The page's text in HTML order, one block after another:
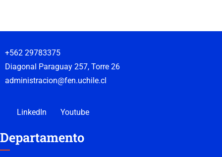
+562 29783375
Diagonal Paraguay 257, Torre 26
administracion@fen.uchile.cl
LinkedIn Youtube
Departamento